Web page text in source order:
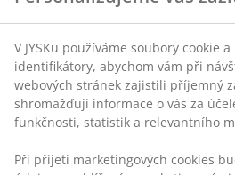
Skladová položka: 7323370
Specifikace